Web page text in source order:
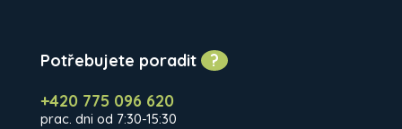
Potřebujete poradit ?
+420 775 096 620
prac. dni od 7:30-15:30